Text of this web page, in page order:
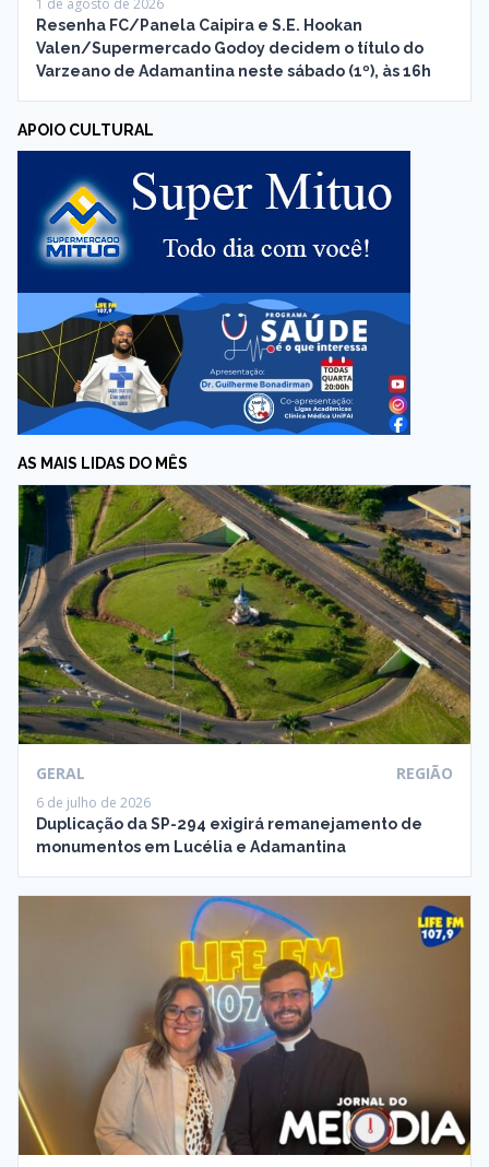
1 de agosto de 2026
Resenha FC/Panela Caipira e S.E. Hookan
Valen/Supermercado Godoy decidem o título do
Varzeano de Adamantina neste sábado (1º), às 16h
APOIO CULTURAL
AS MAIS LIDAS DO MÊS
GERAL REGIÃO
6 de julho de 2026
Duplicação da SP-294 exigirá remanejamento de
monumentos em Lucélia e Adamantina